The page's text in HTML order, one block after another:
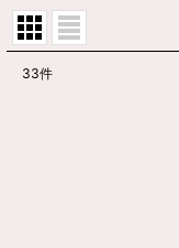
33件